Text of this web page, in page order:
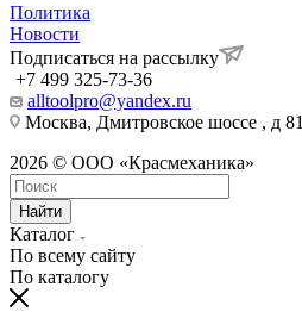
Политика
Новости
Подписаться на рассылку
+7 499 325-73-36
alltoolpro@yandex.ru
Москва, Дмитровское шоссе , д 81
2026 © ООО «Красмеханика»
Найти
Каталог
По всему сайту
По каталогу